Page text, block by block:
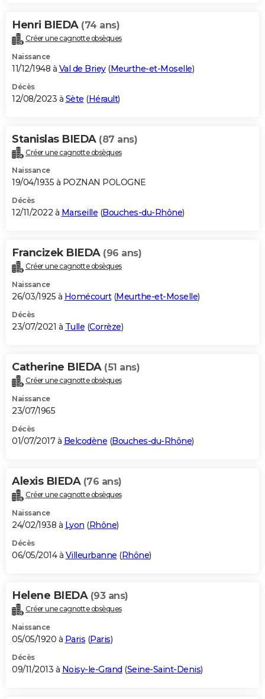
Henri BIEDA (74 ans)
Créer une cagnotte obsèques
Naissance
11/12/1948 à Val de Briey(Meurthe-et-Moselle)
Décès
12/08/2023 à Sète (Hérault)
Stanislas BIEDA (87 ans)
Créer une cagnotte obsèques
Naissance
19/04/1935 à POZNAN POLOGNE
Décès
12/11/2022 à Marseille (Bouches-du-Rhône)
Francizek BIEDA (96 ans)
Créer une cagnotte obsèques
Naissance
26/03/1925 à Homécourt(Meurthe-et-Moselle)
Décès
23/07/2021 à Tulle (Corrèze)
Catherine BIEDA (51 ans)
Créer une cagnotte obsèques
Naissance
23/07/1965
Décès
01/07/2017 à Belcodène (Bouches-du-Rhône)
Alexis BIEDA (76 ans)
Créer une cagnotte obsèques
Naissance
24/02/1938 à Lyon (Rhône)
Décès
06/05/2014 à Villeurbanne (Rhône)
Helene BIEDA (93 ans)
Créer une cagnotte obsèques
Naissance
05/05/1920 à Paris (Paris)
Décès
09/11/2013 à Noisy-le-Grand (Seine-Saint-Denis)